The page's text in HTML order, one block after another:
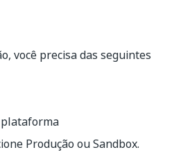
você precisa das seguintes
plataforma
Produção ou Sandbox.